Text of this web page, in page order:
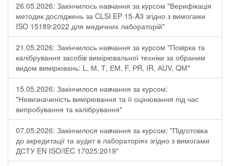
26.05.2026: Закінчилось навчання за курсом "Верифікація
методик досліджень за CLSI EP 15-A3 згідно з вимогами
ISO 15189:2022 для медичних лабораторій"
21.05.2026: Закінчилось навчання за курсом "Повірка та
калібрування засобів вимірювальної техніки за обраним
видом вимірювань: L, М, Т, ЕМ, F, РR, ІR, АUV, QМ"
15.05.2026: Закінчилося навчання за курсом:
"Невизначеність вимірювання та її оцінювання під час
випробування та калібрування"
07.05.2026: Закінчилося навчання за курсом: "Підготовка
до акредитації та аудит в лабораторіях згідно з вимогами
ДСТУ EN ISO/IEC 17025:2019"